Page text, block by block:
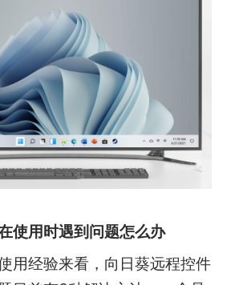
使用时遇到问题怎么办
用经验来看，向日葵远程控件